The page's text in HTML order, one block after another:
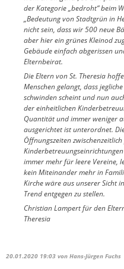
der Kategorie „bedroht“ beim
„Bedeutung von Stadtgrün in
nicht sein, dass wir 500 neue
aber hier ein grünes Kleinod
Gebäude einfach abgerissen
Elternbeirat.
Die Eltern von St. Theresia
Menschen gelangt, dass
schwinden scheint und nun
der einheitlichen
Quantität und immer weniger
ausgerichtet ist unterordnet.
Öffnungszeiten
immer mehr für leere Vereine,
kein Miteinander mehr in
Kirche wäre aus unserer Sicht
Trend entgegen zu stellen.
Christian Lampert für den
Theresia
20.01.2020 19:03 von Hans-Jürgen Fuchs